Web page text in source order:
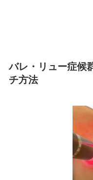
バレ・リュー症候
チ方法